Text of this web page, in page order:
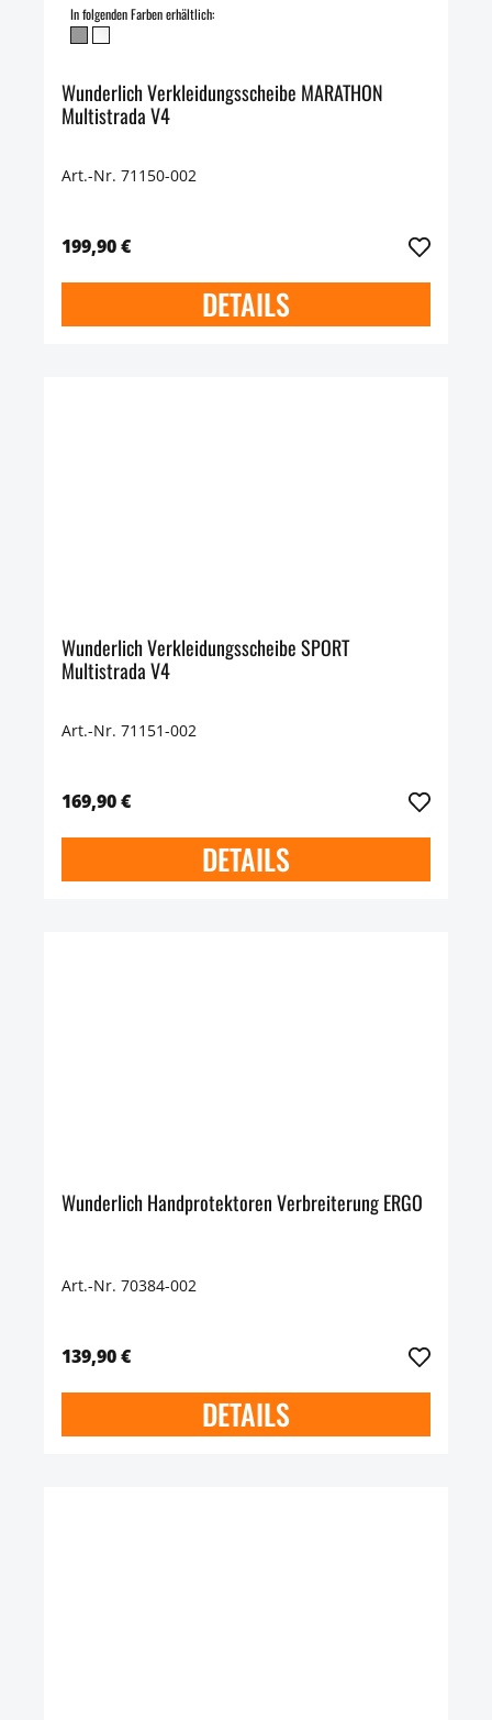
In folgenden Farben erhältlich:
Wunderlich Verkleidungsscheibe MARATHON
Multistrada V4
Art.-Nr. 71150-002
199,90 €
DETAILS
Wunderlich Verkleidungsscheibe SPORT
Multistrada V4
Art.-Nr. 71151-002
169,90 €
DETAILS
Wunderlich Handprotektoren Verbreiterung ERGO
Art.-Nr. 70384-002
139,90 €
DETAILS